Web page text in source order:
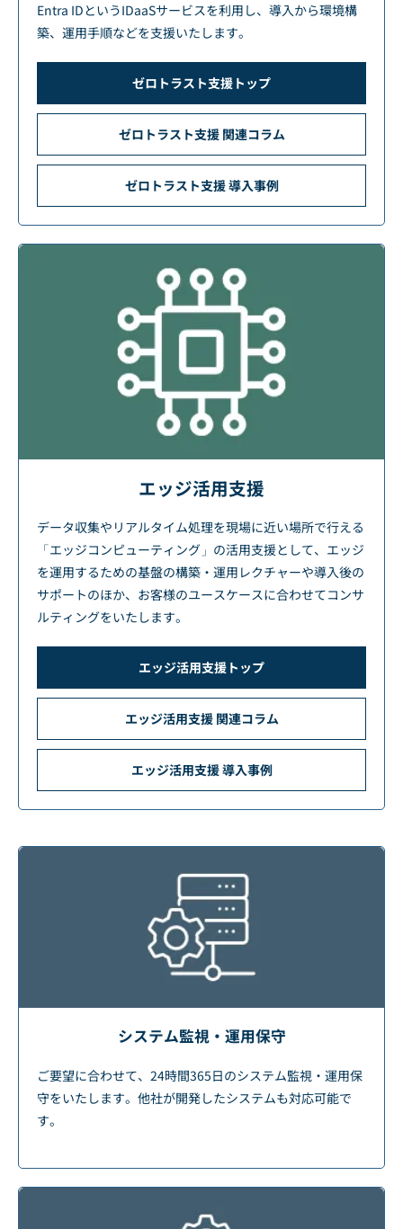
Entra IDというIDaaSサービスを利用し、導入から環境構
築、運用手順などを支援いたします。
ゼロトラスト支援トップ
ゼロトラスト支援 関連コラム
ゼロトラスト支援 導入事例
エッジ活用支援
データ収集やリアルタイム処理を現場に近い場所で行える
「エッジコンピューティング」の活用支援として、エッジ
を運用するための基盤の構築・運用レクチャーや導入後の
サポートのほか、お客様のユースケースに合わせてコンサ
ルティングをいたします。
エッジ活用支援トップ
エッジ活用支援 関連コラム
エッジ活用支援 導入事例
システム監視・運用保守
ご要望に合わせて、24時間365日のシステム監視・運用保
守をいたします。他社が開発したシステムも対応可能で
す。